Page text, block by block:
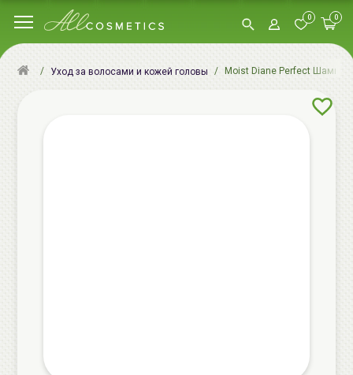
0 0
Уход за волосами и кожей головы Moist Diane Perfect